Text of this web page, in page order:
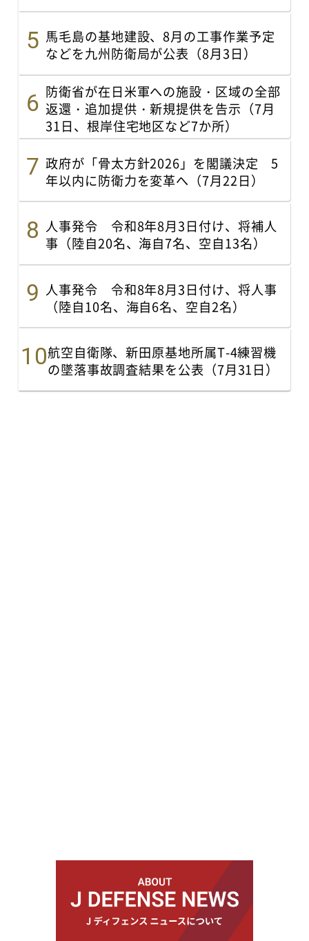
馬毛島の基地建設、8月の工事作業予定
などを九州防衛局が公表（8月3日）
防衛省が在日米軍への施設・区域の全部
返還・追加提供・新規提供を告示（7月
31日、根岸住宅地区など7か所）
政府が「骨太方針2026」を閣議決定 5
年以内に防衛力を変革へ（7月22日）
人事発令 令和8年8月3日付け、将補人
事（陸自20名、海自7名、空自13名）
人事発令 令和8年8月3日付け、将人事
（陸自10名、海自6名、空自2名）
航空自衛隊、新田原基地所属T-4練習機
の墜落事故調査結果を公表（7月31日）